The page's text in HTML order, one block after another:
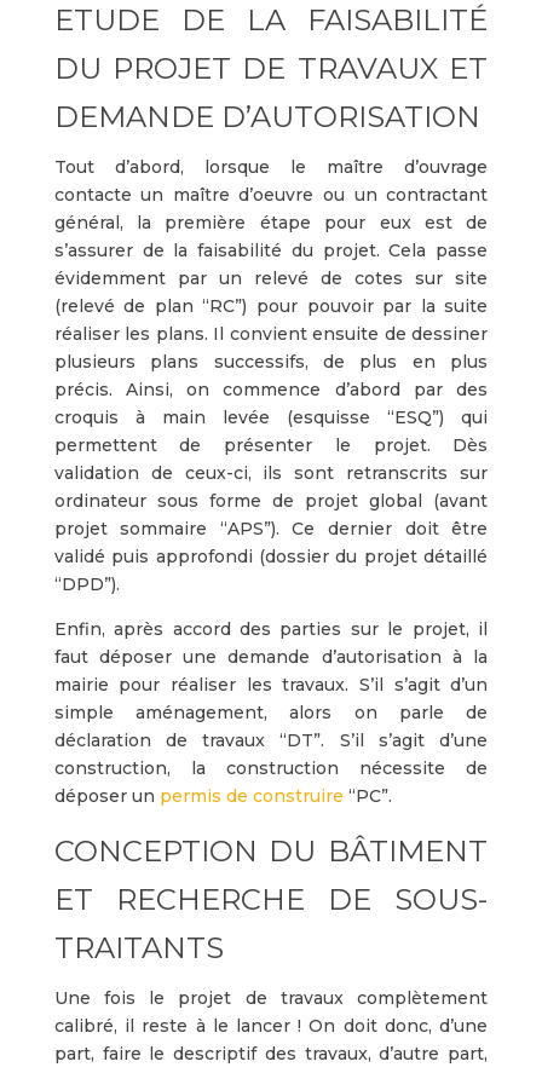
ETUDE DE LA FAISABILITÉ
DU PROJET DE TRAVAUX ET
DEMANDE D’AUTORISATION
Tout d’abord, lorsque le maître d’ouvrage
contacte un maître d’oeuvre ou un contractant
général, la première étape pour eux est de
s’assurer de la faisabilité du projet. Cela passe
évidemment par un relevé de cotes sur site
(relevé de plan “RC”) pour pouvoir par la suite
réaliser les plans. Il convient ensuite de dessiner
plusieurs plans successifs, de plus en plus
précis. Ainsi, on commence d’abord par des
croquis à main levée (esquisse “ESQ”) qui
permettent de présenter le projet. Dès
validation de ceux-ci, ils sont retranscrits sur
ordinateur sous forme de projet global (avant
projet sommaire “APS”). Ce dernier doit être
validé puis approfondi (dossier du projet détaillé
“DPD”).
Enfin, après accord des parties sur le projet, il
faut déposer une demande d’autorisation à la
mairie pour réaliser les travaux. S’il s’agit d’un
simple aménagement, alors on parle de
déclaration de travaux “DT”. S’il s’agit d’une
construction, la construction nécessite de
déposer un permis de construire “PC”.
CONCEPTION DU BÂTIMENT
ET RECHERCHE DE SOUS-
TRAITANTS
Une fois le projet de travaux complètement
calibré, il reste à le lancer ! On doit donc, d’une
part, faire le descriptif des travaux, d’autre part,